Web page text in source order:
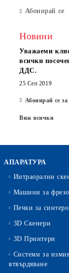
Абонирай се
Новини
Уважаеми
всички
ДДС.
25 Сеп 2019
Абонирай се
Виж всички
АПАРАТУРА
Интраорални
Машини за
Печки за
3D Скенери
3D Принтери
Системи за
втвърдяване